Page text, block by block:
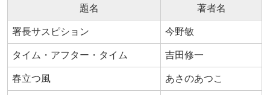
題名 著者名
署長サスピション 今野敏
タイム・アフター・タイム 吉田修一
春立つ風 あさのあつこ